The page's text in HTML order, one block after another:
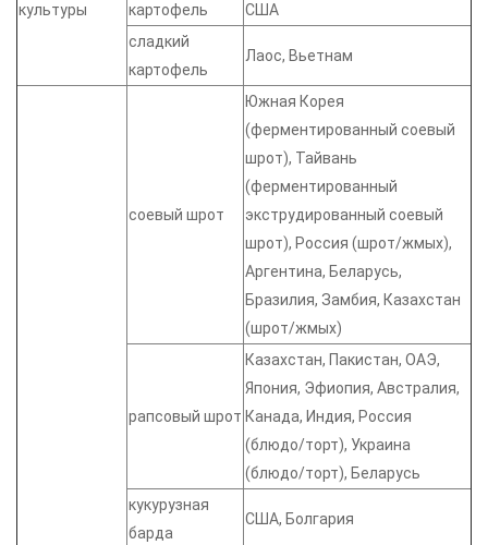
культуры
картофель
США
сладкий
картофель
Лаос, Вьетнам
соевый шрот
Южная Корея
(ферментированный соевый
шрот), Тайвань
(ферментированный
экструдированный соевый
шрот), Россия (шрот/жмых),
Аргентина, Беларусь,
Бразилия, Замбия, Казахстан
(шрот/жмых)
рапсовый шрот
Казахстан, Пакистан, ОАЭ,
Япония, Эфиопия, Австралия,
Канада, Индия, Россия
(блюдо/торт), Украина
(блюдо/торт), Беларусь
кукурузная
барда
США, Болгария